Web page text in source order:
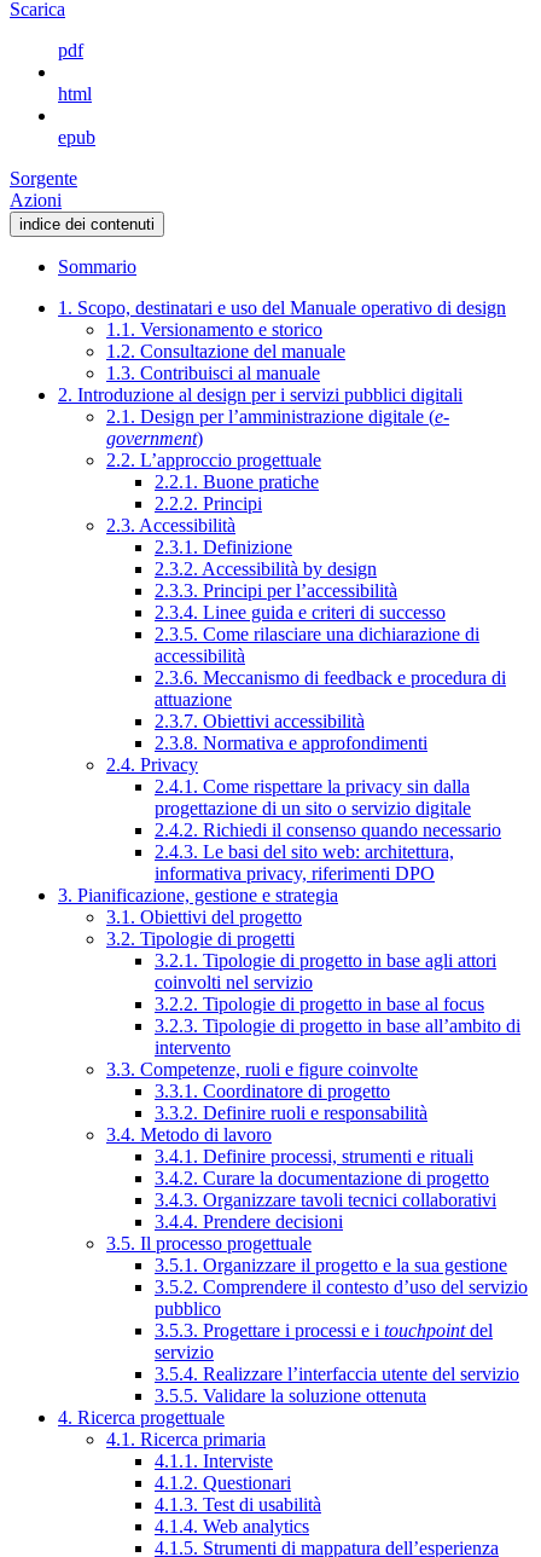
Scarica
pdf
html
epub
Sorgente
Azioni
indice dei contenuti
Sommario
1. Scopo, destinatari e uso del Manuale operativo di design
1.1. Versionamento e storico
1.2. Consultazione del manuale
1.3. Contribuisci al manuale
2. Introduzione al design per i servizi pubblici digitali
2.1. Design per l’amministrazione digitale (e-
government)
2.2. L’approccio progettuale
2.2.1. Buone pratiche
2.2.2. Principi
2.3. Accessibilità
2.3.1. Definizione
2.3.2. Accessibilità by design
2.3.3. Principi per l’accessibilità
2.3.4. Linee guida e criteri di successo
2.3.5. Come rilasciare una dichiarazione di
accessibilità
2.3.6. Meccanismo di feedback e procedura di
attuazione
2.3.7. Obiettivi accessibilità
2.3.8. Normativa e approfondimenti
2.4. Privacy
2.4.1. Come rispettare la privacy sin dalla
progettazione di un sito o servizio digitale
2.4.2. Richiedi il consenso quando necessario
2.4.3. Le basi del sito web: architettura,
informativa privacy, riferimenti DPO
3. Pianificazione, gestione e strategia
3.1. Obiettivi del progetto
3.2. Tipologie di progetti
3.2.1. Tipologie di progetto in base agli attori
coinvolti nel servizio
3.2.2. Tipologie di progetto in base al focus
3.2.3. Tipologie di progetto in base all’ambito di
intervento
3.3. Competenze, ruoli e figure coinvolte
3.3.1. Coordinatore di progetto
3.3.2. Definire ruoli e responsabilità
3.4. Metodo di lavoro
3.4.1. Definire processi, strumenti e rituali
3.4.2. Curare la documentazione di progetto
3.4.3. Organizzare tavoli tecnici collaborativi
3.4.4. Prendere decisioni
3.5. Il processo progettuale
3.5.1. Organizzare il progetto e la sua gestione
3.5.2. Comprendere il contesto d’uso del servizio
pubblico
3.5.3. Progettare i processi e i touchpointdel
servizio
3.5.4. Realizzare l’interfaccia utente del servizio
3.5.5. Validare la soluzione ottenuta
4. Ricerca progettuale
4.1. Ricerca primaria
4.1.1. Interviste
4.1.2. Questionari
4.1.3. Test di usabilità
4.1.4. Web analytics
4.1.5. Strumenti di mappatura dell’esperienza